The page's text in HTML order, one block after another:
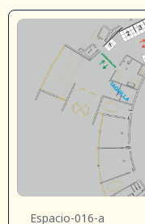
Espacio-016-a